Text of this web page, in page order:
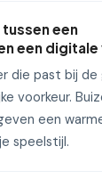
een
een
die past bij
voorkeur.
een
speelstijl.